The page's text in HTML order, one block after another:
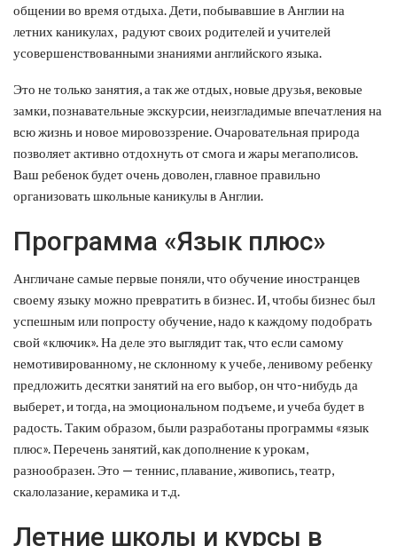
общении во время отдыха. Дети, побывавшие в Англии на
летних каникулах, радуют своих родителей и учителей
усовершенствованными знаниями английского языка.
Это не только занятия, а так же отдых, новые друзья, вековые
замки, познавательные экскурсии, неизгладимые впечатления на
всю жизнь и новое мировоззрение. Очаровательная природа
позволяет активно отдохнуть от смога и жары мегаполисов.
Ваш ребенок будет очень доволен, главное правильно
организовать школьные каникулы в Англии.
Программа «Язык плюс»
Англичане самые первые поняли, что обучение иностранцев
своему языку можно превратить в бизнес. И, чтобы бизнес был
успешным или попросту обучение, надо к каждому подобрать
свой «ключик». На деле это выглядит так, что если самому
немотивированному, не склонному к учебе, ленивому ребенку
предложить десятки занятий на его выбор, он что-нибудь да
выберет, и тогда, на эмоциональном подъеме, и учеба будет в
радость. Таким образом, были разработаны программы «язык
плюс». Перечень занятий, как дополнение к урокам,
разнообразен. Это — теннис, плавание, живопись, театр,
скалолазание, керамика и т.д.
Летние школы и курсы в